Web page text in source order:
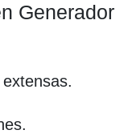
Generador